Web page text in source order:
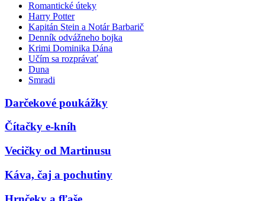
Romantické úteky
Harry Potter
Kapitán Stein a Notár Barbarič
Denník odvážneho bojka
Krimi Dominika Dána
Učím sa rozprávať
Duna
Smradi
Darčekové poukážky
Čítačky e-kníh
Vecičky od Martinusu
Káva, čaj a pochutiny